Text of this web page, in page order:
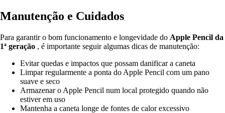
Manutenção e Cuidados
Para garantir o bom funcionamento e longevidade do Apple Pencil da
1ª geração , é importante seguir algumas dicas de manutenção:
Evitar quedas e impactos que possam danificar a caneta
Limpar regularmente a ponta do Apple Pencil com um pano
suave e seco
Armazenar o Apple Pencil num local protegido quando não
estiver em uso
Mantenha a caneta longe de fontes de calor excessivo